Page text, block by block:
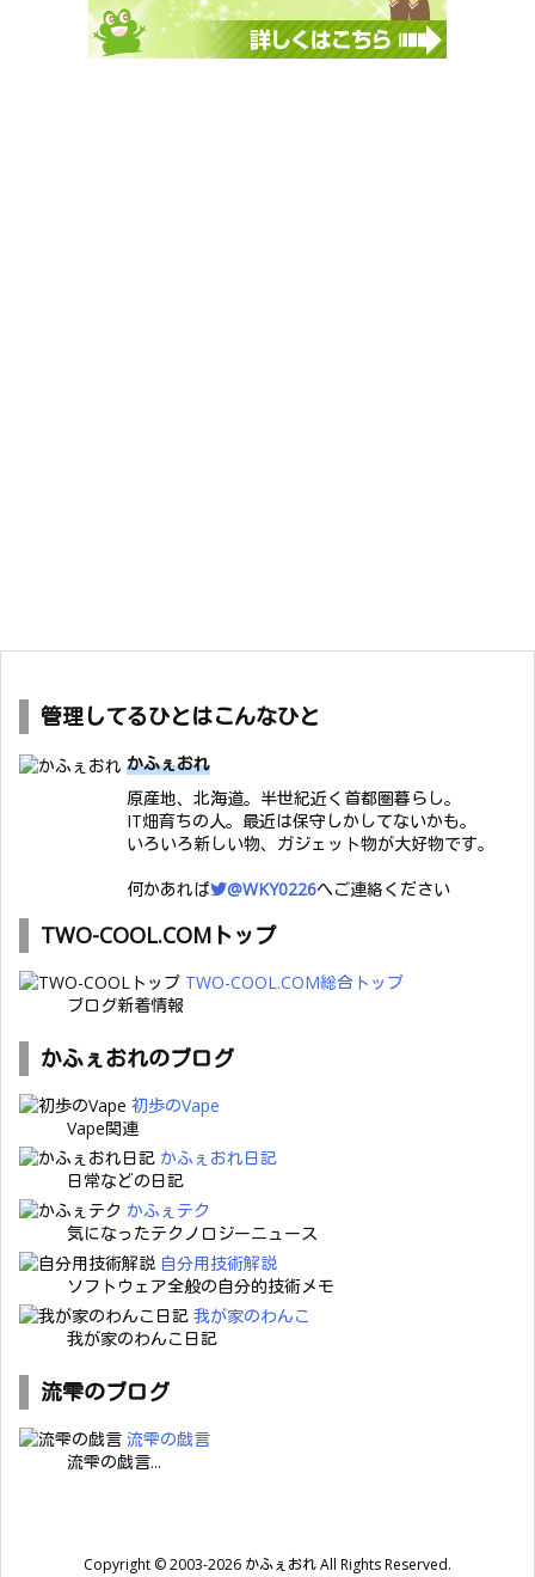
管理してるひとはこんなひと
かふぇおれ
原産地、北海道。半世紀近く首都圏暮らし。
IT畑育ちの人。最近は保守しかしてないかも。
いろいろ新しい物、ガジェット物が大好物です。
何かあれば
@WKY0226へご連絡ください
TWO-COOL.COMトップ
TWO-COOL.COM総合トップ
ブログ新着情報
かふぇおれのブログ
初歩のVape
Vape関連
かふぇおれ日記
日常などの日記
かふぇテク
気になったテクノロジーニュース
自分用技術解説
ソフトウェア全般の自分的技術メモ
我が家のわんこ
我が家のわんこ日記
流雫のブログ
流雫の戯言
流雫の戯言...
Copyright ©2003-2026 かふぇおれAll Rights Reserved.